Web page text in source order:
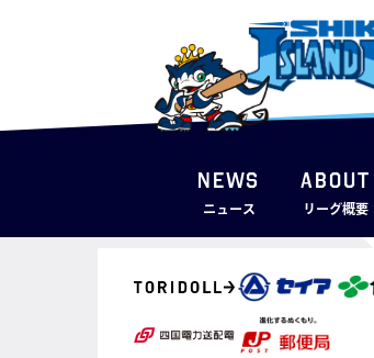
NEWS
ニュース
ABOUT
リーグ概要